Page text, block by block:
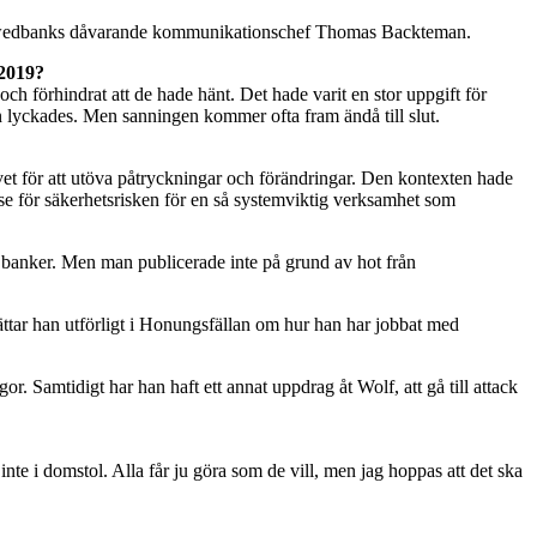
dåvarande kommunikationschef Thomas Backteman.
förhindrat att de hade hänt. Det hade varit en stor uppgift för
Men sanningen kommer ofta fram ändå till slut.
för att utöva påtryckningar och förändringar. Den kontexten hade
säkerhetsrisken för en så systemviktig verksamhet som
Men man publicerade inte på grund av hot från
han utförligt i Honungsfällan om hur han har jobbat med
Samtidigt har han haft ett annat uppdrag åt Wolf, att gå till attack
i domstol. Alla får ju göra som de vill, men jag hoppas att det ska